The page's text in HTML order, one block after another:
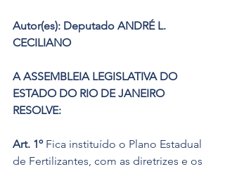
Autor(es): Deputado ANDRÉ L.
CECILIANO
A ASSEMBLEIA LEGISLATIVA DO
ESTADO DO RIO DE JANEIRO
RESOLVE:
Art. 1º Fica instituído o Plano Estadual
de Fertilizantes, com as diretrizes e os